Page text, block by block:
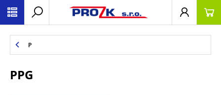
P
PPG